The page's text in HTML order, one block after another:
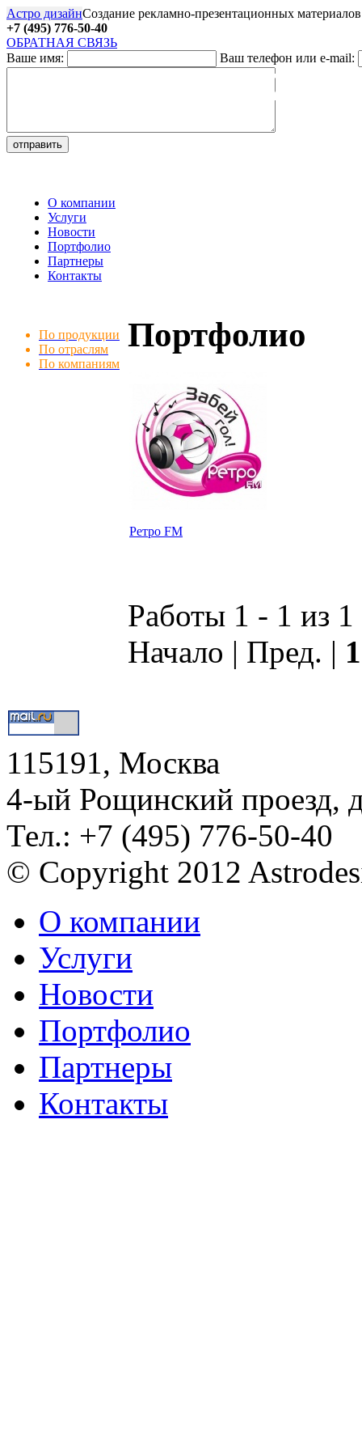
27
Астро дизайнСоздание рекламно-презентационных материалов
+7 (495) 776-50-40
ОБРАТНАЯ СВЯЗЬ
Ваше имя:
Ваш телефон или e-mail:
О компании
Услуги
Новости
Портфолио
Партнеры
Контакты
По продукции
По отраслям
По компаниям
Портфолио
Ретро FM
Работы 1 - 1 из 1
Начало | Пред. | 1
115191, Москва
4-ый Рощинский проезд,
Тел.: +7 (495) 776-50-40
© Copyright 2012
О компании
Услуги
Новости
Портфолио
Партнеры
Контакты